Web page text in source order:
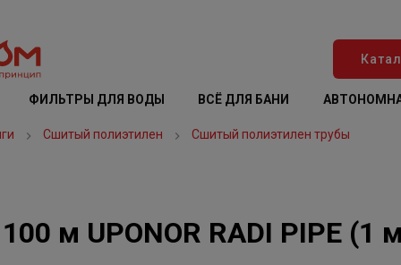
ФИЛЬТРЫ ДЛЯ ВОДЫ ВСЁ ДЛЯ БАНИ
Сшитый полиэтилен Сшитый полиэтилен трубы
м UPONOR RADI PIPE (1